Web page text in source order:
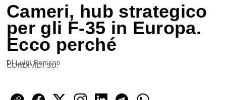
Cameri, hub strategico
per gli F-35 in Europa.
Ecco perché
DiLuigi Romano
CONDIVIDI SU: